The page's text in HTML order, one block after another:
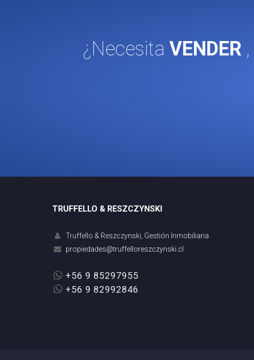
¿Necesita VENDER ,
TRUFFELLO & RESZCZYNSKI
Truffello & Reszczynski, Gestión Inmobiliaria
+56 9 85297955
+56 9 82992846